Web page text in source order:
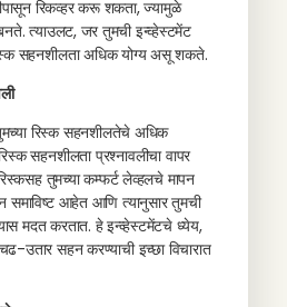
रिकव्हर करू शकता, ज्यामुळे
त्याउलट, जर तुमची इन्व्हेस्टमेंट
सहनशीलता अधिक योग्य असू शकते.
रिस्क सहनशीलतेचे अधिक
सहनशीलता प्रश्नावलीचा वापर
तुमच्या कम्फर्ट लेव्हलचे मापन
समाविष्ट आहेत आणि त्यानुसार तुमची
मदत करतात. हे इन्व्हेस्टमेंटचे ध्येय,
उतार सहन करण्याची इच्छा विचारात